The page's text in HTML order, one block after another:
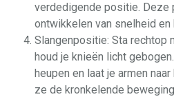
verdedigende positie. Deze
ontwikkelen van snelheid en
Slangenpositie: Sta rechtop
houd je knieën licht
heupen en laat je armen
ze de kronkelende